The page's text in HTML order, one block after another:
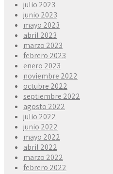
julio 2023
junio 2023
mayo 2023
abril 2023
marzo 2023
febrero 2023
enero 2023
noviembre 2022
octubre 2022
septiembre 2022
agosto 2022
julio 2022
junio 2022
mayo 2022
abril 2022
marzo 2022
febrero 2022